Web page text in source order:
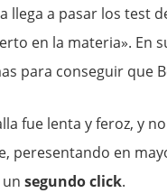
llega a pasar los test
en la materia». En
para conseguir que
fue lenta y feroz, y
peresentando en
segundo click.